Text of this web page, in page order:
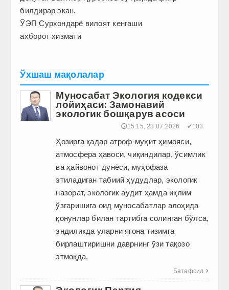
билдирар экан.
ЎЭП Сурхондарё вилоят кенгаши
ахборот хизмати
Ўхшаш мақолалар
Муносабат Экология кодекси
лойиҳаси: Замонавий
экологик бошқарув асоси
🕔15:15, 23.07.2026 ✔103
Ҳозирга қадар атроф-муҳит ҳимояси,
атмосфера ҳавоси, чиқиндилар, ўсимлик
ва ҳайвонот дунёси, муҳофаза
этиладиган табиий ҳудудлар, экологик
назорат, экологик аудит ҳамда иқлим
ўзгаришига оид муносабатлар алоҳида
қонунлар билан тартибга солинган бўлса,
эндиликда уларни ягона тизимга
бирлаштиришни даврнинг ўзи тақозо
этмоқда.
Батафсил 